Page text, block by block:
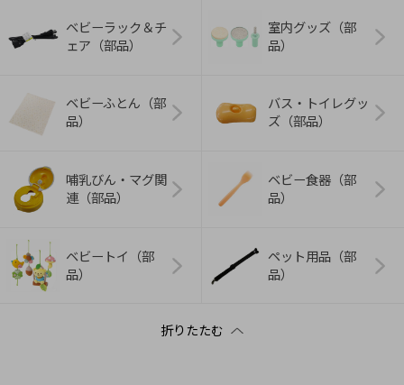
ベビーラック＆チ
ェア（部品）
室内グッズ（部
品）
ベビーふとん（部
品）
バス・トイレグッ
ズ（部品）
哺乳びん・マグ関
連（部品）
ベビー食器（部
品）
ベビートイ（部
品）
ペット用品（部
品）